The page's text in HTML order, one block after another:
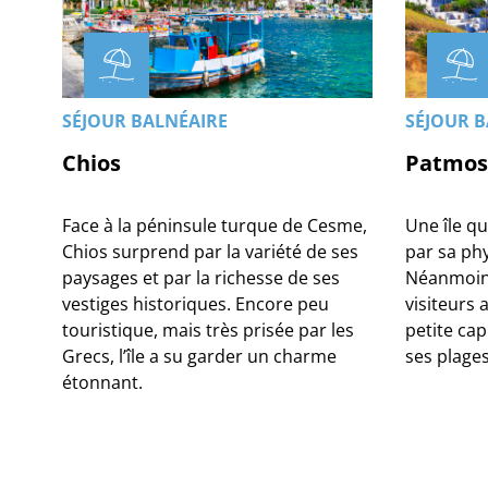
SÉJOUR BALNÉAIRE
Chios
Face à la péninsule turque de Cesme,
Chios surprend par la variété de ses
paysages et par la richesse de ses
vestiges historiques. Encore peu
touristique, mais très prisée par les
Grecs, l’île a su garder un charme
étonnant.
SÉJOUR
Patmos
Une île
par sa
visiteurs
petite
ses